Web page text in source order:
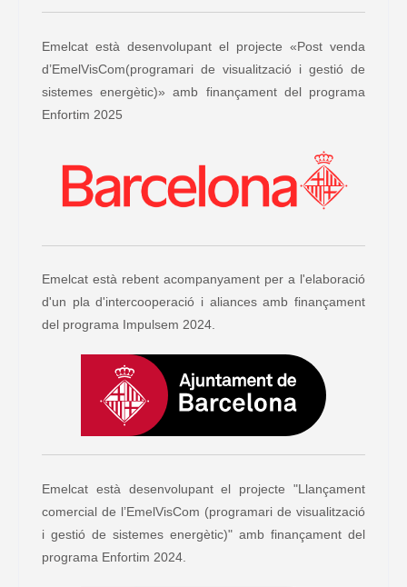
Emelcat està desenvolupant el projecte «Post venda
d’EmelVisCom(programari de visualització i gestió de
sistemes energètic)» amb finançament del programa
Enfortim 2025
Emelcat està rebent acompanyament per a l'elaboració
d'un pla d'intercooperació i aliances amb finançament
del programa Impulsem 2024.
Emelcat està desenvolupant el projecte "Llançament
comercial de l’EmelVisCom (programari de visualització
i gestió de sistemes energètic)" amb finançament del
programa Enfortim 2024.